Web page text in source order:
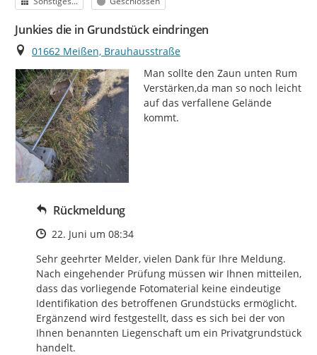
Junkies die in Grundstück eindringen
Ort
01662 Meißen, Brauhausstraße
Man sollte den Zaun unten Rum
Verstärken,da man so noch leicht
auf das verfallene Gelände
kommt.
Rückmeldung
Zeitpunkt des Erstellens
22. Juni um 08:34
Sehr geehrter Melder, vielen Dank für Ihre Meldung.
Nach eingehender Prüfung müssen wir Ihnen mitteilen,
dass das vorliegende Fotomaterial keine eindeutige
Identifikation des betroffenen Grundstücks ermöglicht.
Ergänzend wird festgestellt, dass es sich bei der von
Ihnen benannten Liegenschaft um ein Privatgrundstück
handelt.